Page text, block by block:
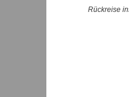
Rückreise